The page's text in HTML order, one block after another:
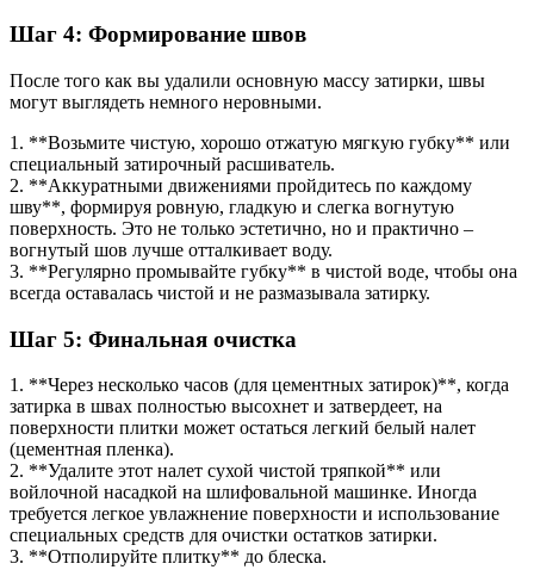
Шаг 4: Формирование швов
После того как вы удалили основную массу затирки, швы
могут выглядеть немного неровными.
1. **Возьмите чистую, хорошо отжатую мягкую губку** или
специальный затирочный расшиватель.
2. **Аккуратными движениями пройдитесь по каждому
шву**, формируя ровную, гладкую и слегка вогнутую
поверхность. Это не только эстетично, но и практично –
вогнутый шов лучше отталкивает воду.
3. **Регулярно промывайте губку** в чистой воде, чтобы она
всегда оставалась чистой и не размазывала затирку.
Шаг 5: Финальная очистка
1. **Через несколько часов (для цементных затирок)**, когда
затирка в швах полностью высохнет и затвердеет, на
поверхности плитки может остаться легкий белый налет
(цементная пленка).
2. **Удалите этот налет сухой чистой тряпкой** или
войлочной насадкой на шлифовальной машинке. Иногда
требуется легкое увлажнение поверхности и использование
специальных средств для очистки остатков затирки.
3. **Отполируйте плитку** до блеска.